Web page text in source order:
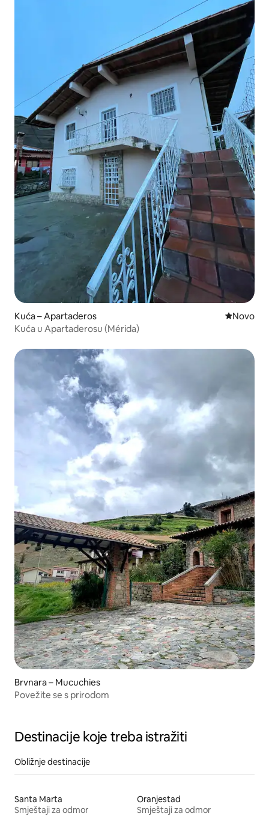
Kuća – Apartaderos Novi
Novo
Kuća u Apartaderosu (Mérida)
Brvnara – Mucuchies
Povežite se s prirodom
Destinacije koje treba istražiti
Obližnje destinacije
Santa Marta
Smještaji za odmor
Oranjestad
Smještaji za odmor